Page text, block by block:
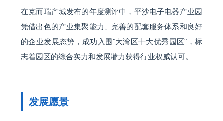
在克而瑞产城发布的年度测评中，平沙电子电器产业园
凭借出色的产业集聚能力、完善的配套服务体系和良好
的企业发展态势，成功入围"大湾区十大优秀园区"，标
志着园区的综合实力和发展潜力获得行业权威认可。
发展愿景